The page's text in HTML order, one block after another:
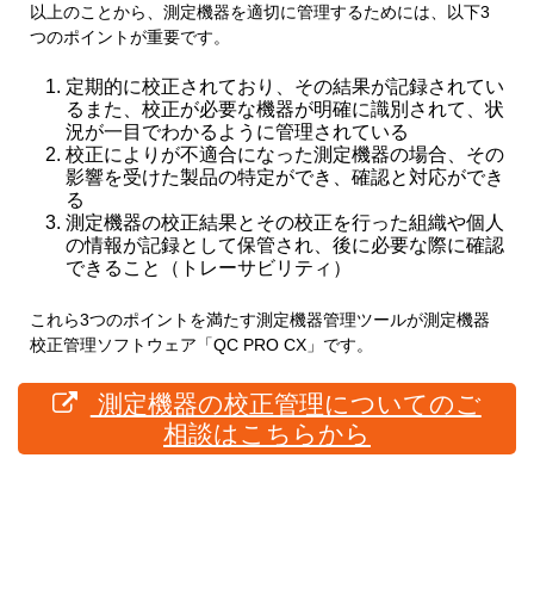
以上のことから、測定機器を適切に管理するためには、以下3
つのポイントが重要です。
定期的に校正されており、その結果が記録されてい
るまた、校正が必要な機器が明確に識別されて、状
況が一目でわかるように管理されている
校正によりが不適合になった測定機器の場合、その
影響を受けた製品の特定ができ、確認と対応ができ
る
測定機器の校正結果とその校正を行った組織や個人
の情報が記録として保管され、後に必要な際に確認
できること（トレーサビリティ）
これら3つのポイントを満たす測定機器管理ツールが測定機器
校正管理ソフトウェア「QC PRO CX」です。
測定機器の校正管理についてのご
相談はこちらから